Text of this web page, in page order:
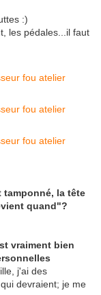
:)
les pédales...il faut
tamponné, la tête
quand"?
vraiment bien
j'ai des
devraient; je me